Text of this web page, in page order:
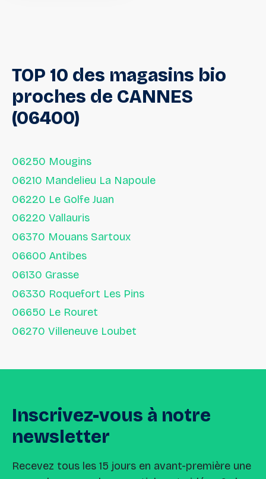
TOP 10 des magasins bio
proches de CANNES
(06400)
06250 Mougins
06210 Mandelieu La Napoule
06220 Le Golfe Juan
06220 Vallauris
06370 Mouans Sartoux
06600 Antibes
06130 Grasse
06330 Roquefort Les Pins
06650 Le Rouret
06270 Villeneuve Loubet
Inscrivez-vous à notre
newsletter
Recevez tous les 15 jours en avant-première une